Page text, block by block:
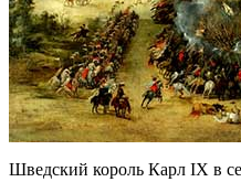
Шведский король Карл IX в